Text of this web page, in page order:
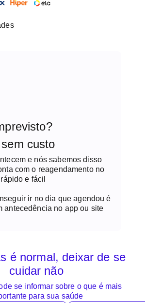
custo
e nós sabemos disso
com o reagendamento no
e fácil
ir no dia que agendou é
antecedência no app ou site
é normal, deixar de se
cuidar não
se informar sobre o que é mais
para sua saúde